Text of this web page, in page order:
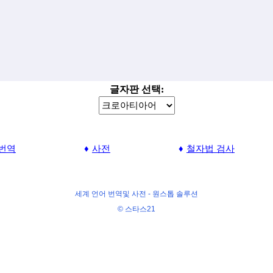
글자판 선택:
역 사전 철자법 검사
세계 언어 번역및 사전 - 원스톱 솔루션
© 스타스21